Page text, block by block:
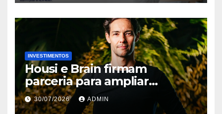
INVESTIMENTOS
Housi e Brain firmam
parceria para ampliar
inteligência de mercado em
lançamentos imobiliários
30/07/2026 ADMIN